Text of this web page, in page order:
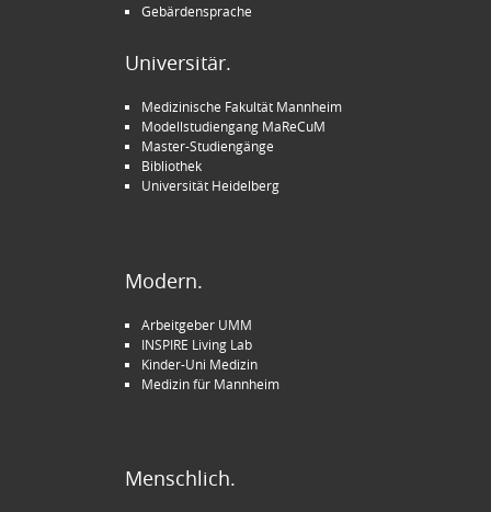
Gebärdensprache
Universitär.
Medizinische Fakultät Mannheim
Modellstudiengang MaReCuM
Master-Studiengänge
Bibliothek
Universität Heidelberg
Modern.
Arbeitgeber UMM
INSPIRE Living Lab
Kinder-Uni Medizin
Medizin für Mannheim
Menschlich.